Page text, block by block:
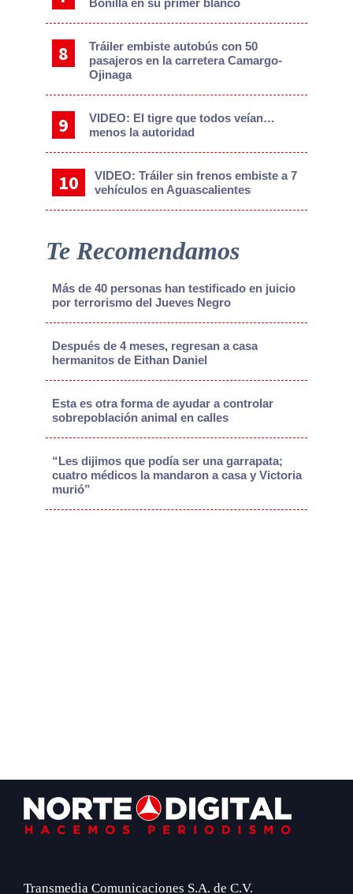
Bonilla en su primer blanco
Tráiler embiste autobús con 50
pasajeros en la carretera Camargo-
Ojinaga
VIDEO: El tigre que todos veían…
menos la autoridad
VIDEO: Tráiler sin frenos embiste a 7
vehículos en Aguascalientes
Te Recomendamos
Más de 40 personas han testificado en juicio
por terrorismo del Jueves Negro
Después de 4 meses, regresan a casa
hermanitos de Eithan Daniel
Esta es otra forma de ayudar a controlar
sobrepoblación animal en calles
“Les dijimos que podía ser una garrapata;
cuatro médicos la mandaron a casa y Victoria
murió”
Footer
Transmedia Comunicaciones S.A. de C.V.